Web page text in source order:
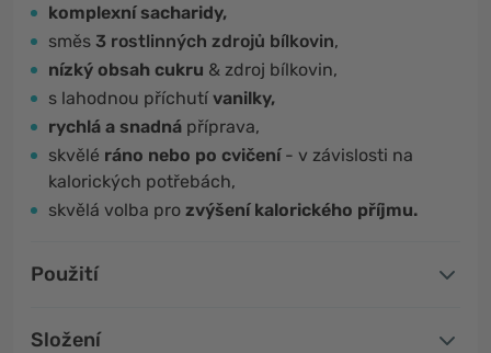
komplexní sacharidy,
směs 3 rostlinných zdrojů bílkovin,
nízký obsah cukru & zdroj bílkovin,
s lahodnou příchutívanilky,
rychlá a snadná příprava,
skvělé ráno nebo po cvičení - v závislosti na
kalorických potřebách,
skvělá volba pro zvýšení kalorického příjmu.
Použití
Složení